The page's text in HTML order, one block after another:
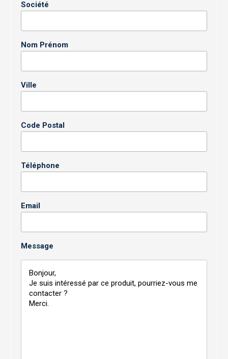
Société
Nom Prénom
Ville
Code Postal
Téléphone
Email
Message